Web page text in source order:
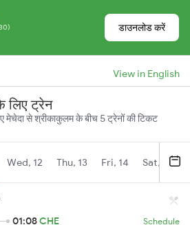
डाउनलोड करें
View in English
लिए ट्रेन
मेचेदा से श्रीकाकुलम के बीच 5 ट्रेनों की टिकट
Wed, 12 Thu, 13 Fri, 14 Sat, 15
01:08CHE Schedule